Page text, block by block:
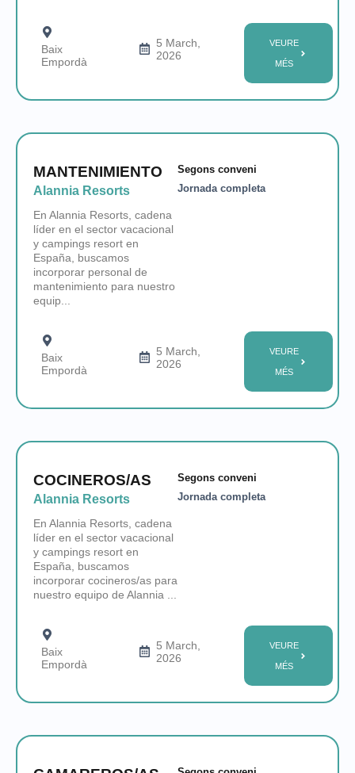
Baix
Empordà
5 March,
2026
VEURE
MÉS
MANTENIMIENTO
Alannia Resorts
En Alannia Resorts, cadena
líder en el sector vacacional
y campings resort en
España, buscamos
incorporar personal de
mantenimiento para nuestro
equip...
Segons conveni
Jornada completa
Baix
Empordà
5 March,
2026
VEURE
MÉS
COCINEROS/AS
Alannia Resorts
En Alannia Resorts, cadena
líder en el sector vacacional
y campings resort en
España, buscamos
incorporar cocineros/as para
nuestro equipo de Alannia ...
Segons conveni
Jornada completa
Baix
Empordà
5 March,
2026
VEURE
MÉS